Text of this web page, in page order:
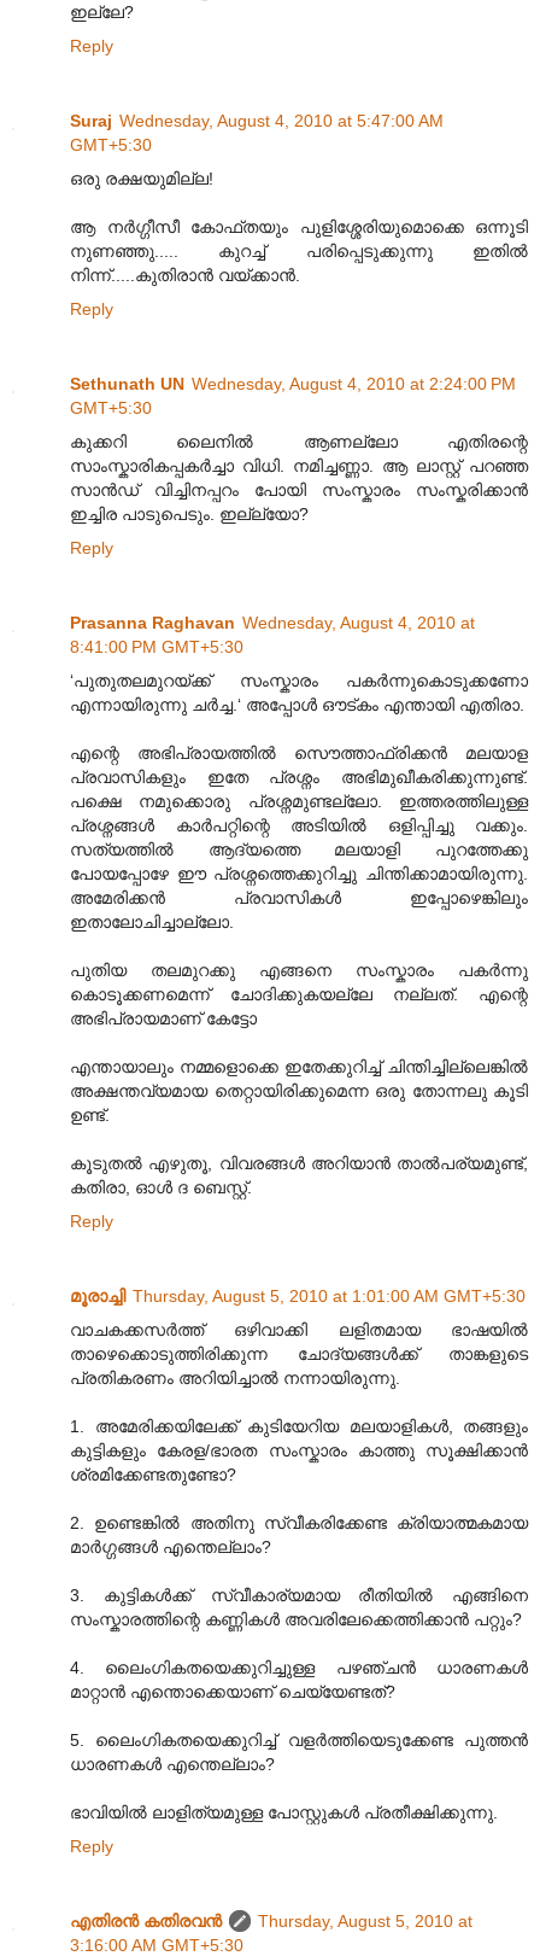
ഇല്ലേ?
Reply
Suraj Wednesday, August 4, 2010 at 5:47:00 AM
GMT+5:30
ഒരു രക്ഷയുമില്ല!
ആ നർഗ്ഗീസീ കോഫ്തയും പുളിശ്ശേരിയുമൊക്കെ ഒന്നൂടി
നുണഞ്ഞു..... കുറച്ച് പരിപ്പെടുക്കുന്നു ഇതിൽ
നിന്ന്.....കുതിരാൻ വയ്ക്കാൻ.
Reply
Sethunath UN Wednesday, August 4, 2010 at 2:24:00 PM
GMT+5:30
കുക്കറി ലൈനി‌ല്‍ ആണ‌ല്ലോ എതിരന്റെ
സാംസ്കാരികപ്പക‌ര്‍ച്ചാ വി‌ധി. ന‌മിച്ചണ്ണാ. ആ ലാസ്റ്റ് പറഞ്ഞ
സാ‌ന്‍ഡ് വിച്ചിനപ്പറം പോ‌യി ‌സംസ്കാര‌ം സ‌ംസ്കരിക്കാന്‍
ഇ‌ച്ചിര പാടുപെടും. ഇല്ല്യോ?
Reply
Prasanna Raghavan Wednesday, August 4, 2010 at
8:41:00 PM GMT+5:30
‘പുതുതലമുറയ്ക്ക് സംസ്കാരം പകർന്നുകൊടുക്കണോ
എന്നായിരുന്നു ചർച്ച.‘ അപ്പോള്‍ ഔട്കം എന്തായി എതിരാ.
എന്റെ അഭിപ്രായത്തില്‍ സൌത്താഫ്രിക്കന്‍ മലയാള
പ്രവാസികളും ഇതേ പ്രശ്നം അഭിമുഖീകരിക്കുന്നുണ്ട്.
പക്ഷെ നമുക്കൊരു പ്രശ്നമുണ്ടല്ലോ. ഇത്തരത്തിലുള്ള
പ്രശ്നങ്ങള്‍ കാര്‍പറ്റിന്റെ അടിയില്‍ ഒളിപ്പിച്ചു വക്കും.
സത്യത്തില്‍ ആദ്യത്തെ മലയാളി പുറത്തേക്കു
പോയപ്പോഴേ ഈ പ്രശ്നത്തെക്കുറിച്ചു ചിന്തിക്കാമായിരുന്നു.
അമേരിക്കന്‍ പ്രവാസികള്‍ ഇപ്പോഴെങ്കിലും
ഇതാലോചിച്ചാല്ലോ.
പുതിയ തലമുറക്കു എങ്ങനെ സംസ്കാരം പകര്‍ന്നു
കൊടൂക്കണമെന്ന് ചോദിക്കുകയല്ലേ നല്ലത്. എന്റെ
അഭിപ്രായമാണ് കേട്ടോ
എന്തായാലും നമ്മളൊക്കെ ഇതേക്കുറിച്ച് ചിന്തിച്ചില്ലെങ്കില്‍
അക്ഷന്തവ്യമായ തെറ്റായിരിക്കുമെന്ന ഒരു തോന്നലു കൂടി
ഉണ്ട്.
കൂടുതല്‍ എഴുതൂ, വിവരങ്ങള്‍ അറിയാന്‍ താല്‍പര്യമുണ്ട്,
കതിരാ, ഓള്‍ ദ ബെസ്റ്റ്.
Reply
മൂരാച്ചി Thursday, August 5, 2010 at 1:01:00 AM GMT+5:30
വാചകക്കസര്‍‍ത്ത് ഒഴിവാക്കി ലളിതമായ ഭാഷയില്‍
താഴെക്കൊടുത്തിരിക്കുന്ന ചോദ്യങ്ങള്‍ക്ക് താങ്കളുടെ
പ്രതികരണം അറിയിച്ചാല്‍ നന്നായിരുന്നു.
1. അമേരിക്കയിലേക്ക് കുടിയേറിയ മലയാളികള്‍, തങ്ങളും
കുട്ടികളും കേരള/ഭാരത സംസ്കാരം കാത്തു സൂക്ഷിക്കാന്‍
ശ്രമിക്കേണ്ടതുണ്ടോ?
2. ഉണ്ടെങ്കില്‍ അതിനു സ്വീകരിക്കേണ്ട ക്രിയാത്മകമായ
മാര്‍ഗ്ഗങ്ങള്‍ എന്തെല്ലാം?
3. കുട്ടികള്‍ക്ക് സ്വീകാര്യമായ രീതിയില്‍ എങ്ങിനെ
സംസ്കാരത്തിന്റെ കണ്ണികള്‍ അവരിലേക്കെത്തിക്കാന്‍ പറ്റും?
4. ലൈംഗികതയെക്കുറിച്ചുള്ള പഴഞ്ചന്‍ ധാരണകള്‍
മാറ്റാന്‍ എന്തൊക്കെയാണ് ചെയ്യേണ്ടത്?
5. ലൈംഗികതയെക്കുറിച്ച് വളര്‍ത്തിയെടുക്കേണ്ട പുത്തന്‍
ധാരണകള്‍ എന്തെല്ലാം?
ഭാവിയില്‍ ലാളിത്യമുള്ള പോസ്റ്റുകള്‍ പ്രതീക്ഷിക്കുന്നു.
Reply
എതിരന്‍ കതിരവന്‍
Thursday, August 5, 2010 at
3:16:00 AM GMT+5:30